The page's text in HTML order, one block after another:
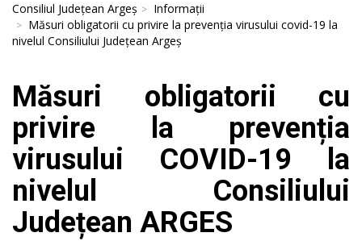
Consiliul Județean Argeș
Informații
Măsuri obligatorii cu privire la prevenția virusului covid-19 la
nivelul Consiliului Județean Argeș
Măsuri obligatorii cu
privire la prevenția
virusului COVID-19
la
nivelul Consiliului
Județean ARGES